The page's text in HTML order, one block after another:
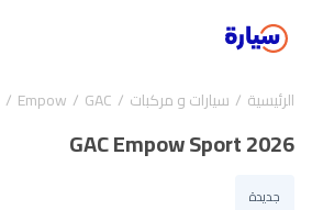
الرئيسية سيارات و مركبات GAC
Empow
GAC Empow Sport 2026
جديدة